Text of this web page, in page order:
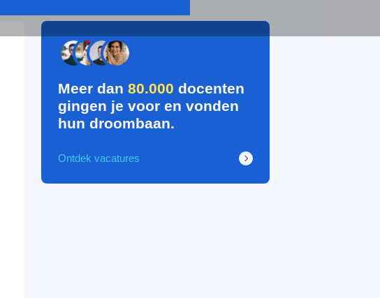
Meer dan80.000 docenten
gingen je voor en vonden
hun droombaan.
Ontdek vacatures